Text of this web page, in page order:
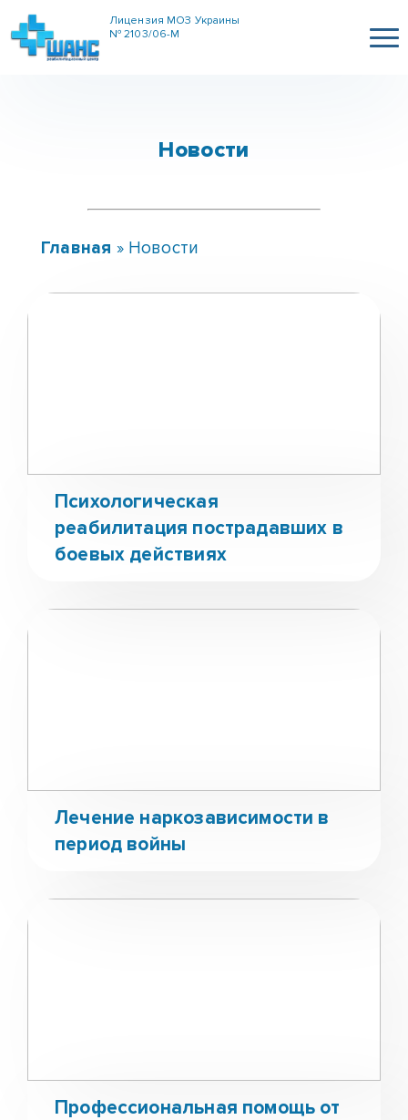
Лицензия МОЗ Украины
№ 2103/06-М
Новости
Главная » Новости
Психологическая
реабилитация пострадавших в
боевых действиях
Лечение наркозависимости в
период войны
Профессиональная помощь от